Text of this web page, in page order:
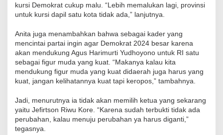
kursi Demokrat cukup malu. “Lebih memalukan lagi, provinsi
untuk kursi dapil satu kota tidak ada,” lanjutnya.
Anita juga menambahkan bahwa sebagai kader yang
mencintai partai ingin agar Demokrat 2024 besar karena
akan mendukung Agus Harimurti Yudhoyono untuk RI satu
sebagai figur muda yang kuat. “Makanya kalau kita
mendukung figur muda yang kuat didaerah juga harus yang
kuat, jangan kelihatannya kuat tapi keropos,” tambahnya.
Jadi, menurutnya ia tidak akan memilih ketua yang sekarang
yaitu Jefirtson Riwu Kore. “Karena sudah terbukti tidak ada
perubahan, kalau menuju perubahan ya harus diganti,”
tegasnya.